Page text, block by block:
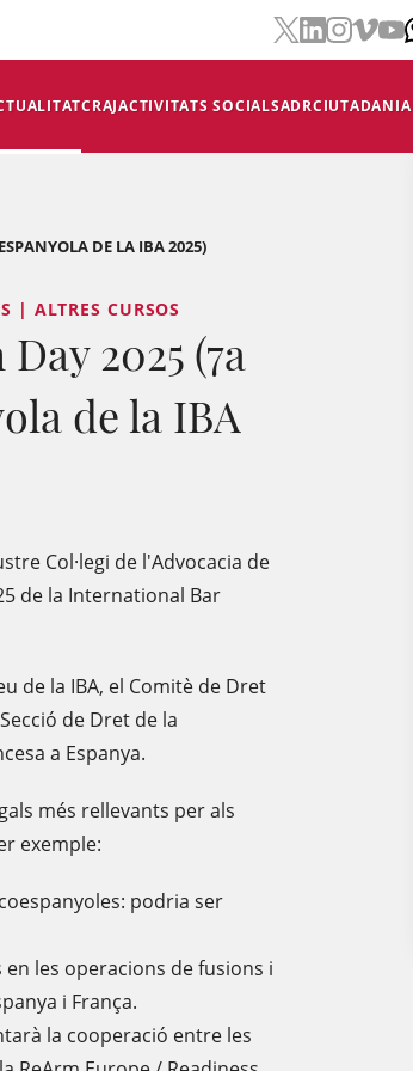
CRAJACTIVITATS SOCIALSADRCIUTADANIA
DE LA IBA 2025)
| ALTRES CURSOS
2025 (7a
de la IBA
Col·legi de l'Advocacia de
de la International Bar
de la IBA, el Comitè de Dret
de Dret de la
a Espanya.
més rellevants per als
exemple:
podria ser
les operacions de fusions i
i França.
la cooperació entre les